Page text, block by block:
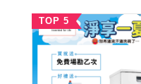
TOP 5